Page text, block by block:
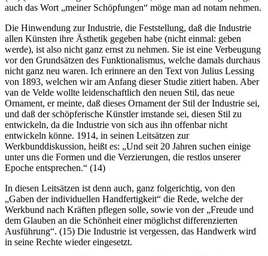
auch das Wort „meiner Schöpfungen“ möge man ad notam nehmen.
Die Hinwendung zur Industrie, die Feststellung, daß die Industrie
allen Künsten ihre Ästhetik gegeben habe (nicht einmal: geben
werde), ist also nicht ganz ernst zu nehmen. Sie ist eine Verbeugung
vor den Grundsätzen des Funktionalismus, welche damals durchaus
nicht ganz neu waren. Ich erinnere an den Text von Julius Lessing
von 1893, welchen wir am Anfang dieser Studie zitiert haben. Aber
van de Velde wollte leidenschaftlich den neuen Stil, das neue
Ornament, er meinte, daß dieses Ornament der Stil der Industrie sei,
und daß der schöpferische Künstler imstande sei, diesen Stil zu
entwickeln, da die Industrie von sich aus ihn offenbar nicht
entwickeln könne. 1914, in seinen Leitsätzen zur
Werkbunddiskussion, heißt es: „Und seit 20 Jahren suchen einige
unter uns die Formen und die Verzierungen, die restlos unserer
Epoche entsprechen.“ (14)
In diesen Leitsätzen ist denn auch, ganz folgerichtig, von den
„Gaben der individuellen Handfertigkeit“ die Rede, welche der
Werkbund nach Kräften pflegen solle, sowie von der „Freude und
dem Glauben an die Schönheit einer möglichst differenzierten
Ausführung“. (15) Die Industrie ist vergessen, das Handwerk wird
in seine Rechte wieder eingesetzt.